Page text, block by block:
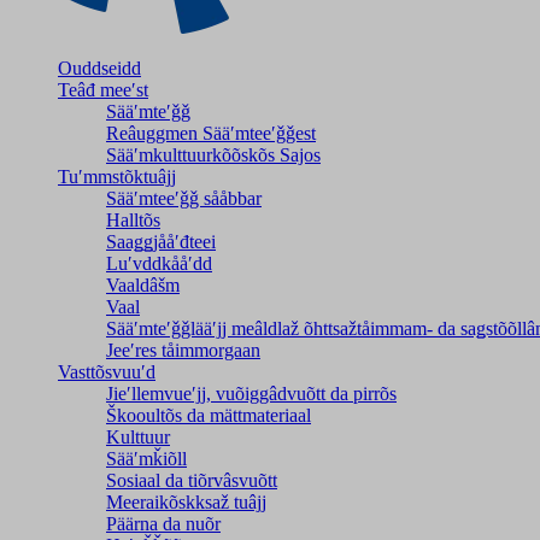
Ouddseidd
Teâđ meeʹst
Sääʹmteʹǧǧ
Reâuggmen Sääʹmteeʹǧǧest
Sääʹmkulttuurkõõskõs Sajos
Tuʹmmstõktuâjj
Sääʹmteeʹǧǧ sååbbar
Halltõs
Saaǥǥjååʹđteei
Luʹvddkååʹdd
Vaaldâšm
Vaal
Sääʹmteʹǧǧlääʹjj meâldlaž õhttsažtåimmam- da
Jeeʹres tåimmorgaan
Vasttõsvuuʹd
Jieʹllemvueʹjj, vuõiggâdvuõtt da pirrõs
Škooultõs da mättmateriaal
Kulttuur
Sääʹmǩiõll
Sosiaal da tiõrvâsvuõtt
Meeraikõskksaž tuâjj
Päärna da nuõr